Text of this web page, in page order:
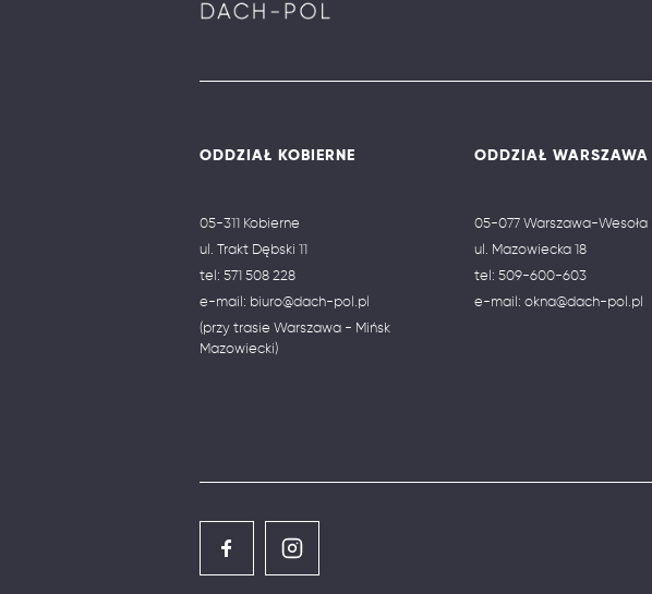
ODDZIAŁ KOBIERNE
05-311 Kobierne
ul. Trakt Dębski 11
tel: 571 508 228
e-mail: biuro@dach-pol.pl
(przy trasie Warszawa - Mińsk
Mazowiecki)
ODDZIAŁ WARSZAWA
05-077 Warszawa-Wesoła
ul. Mazowiecka 18
tel: 509-600-603
e-mail: okna@dach-pol.pl